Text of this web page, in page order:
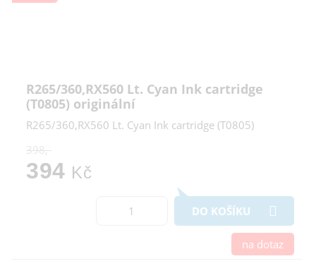
R265/360,RX560 Lt. Cyan Ink cartridge
(T0805) originální
R265/360,RX560 Lt. Cyan Ink cartridge (T0805)
398,-
394 Kč
DO KOŠÍKU
na dotaz